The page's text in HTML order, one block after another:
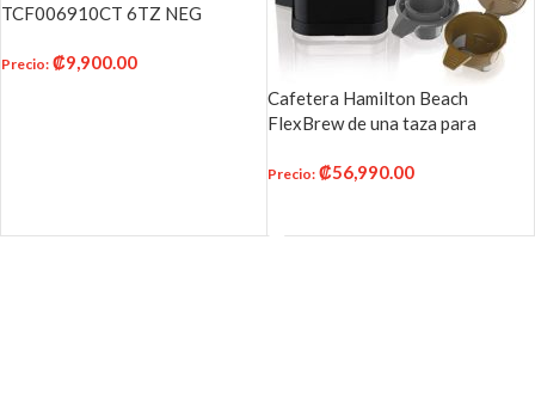
TCF006910CT 6TZ NEG
Precio: ₡9,900.00
Cafetera Hamilton Beach
FlexBrew de una taza para
con intensidad de preparación
Precio: ₡56,990.00